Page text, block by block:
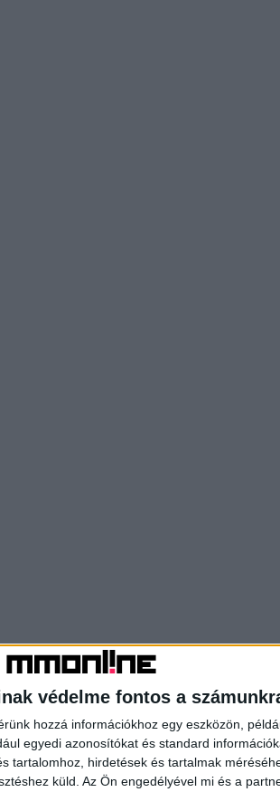
védelme fontos a
hozzá információkhoz egy eszközön,
egyedi azonosítókat és standard
tartalomhoz, hirdetések és tartalmak
küld. Az Ön engedélyével mi és a